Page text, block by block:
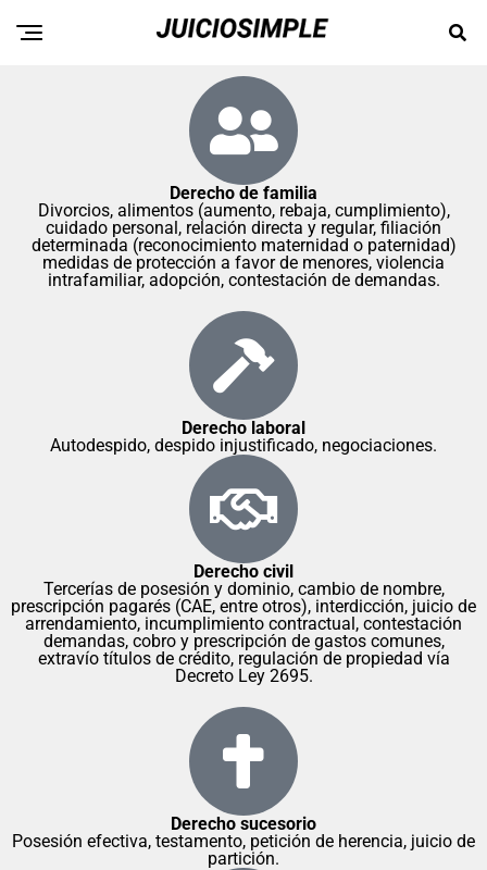
Derecho de familia
Divorcios, alimentos (aumento, rebaja, cumplimiento),
cuidado personal, relación directa y regular, filiación
determinada (reconocimiento maternidad o paternidad)
medidas de protección a favor de menores, violencia
intrafamiliar, adopción, contestación de demandas.
Derecho laboral
Autodespido, despido injustificado, negociaciones.
Derecho civil
Tercerías de posesión y dominio, cambio de nombre,
prescripción pagarés (CAE, entre otros), interdicción, juicio de
arrendamiento, incumplimiento contractual, contestación
demandas, cobro y prescripción de gastos comunes,
extravío títulos de crédito, regulación de propiedad vía
Decreto Ley 2695.
Derecho sucesorio
Posesión efectiva, testamento, petición de herencia, juicio de
partición.